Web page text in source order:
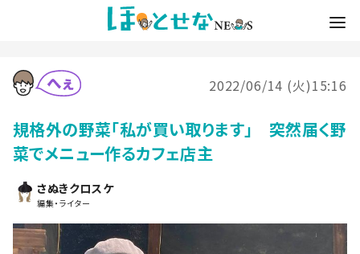
2022/06/14 (火)15:16
規格外の野菜「私が買い取ります」 突然届く野
菜でメニュー作るカフェ店主
さぬきクロスケ
編集・ライター